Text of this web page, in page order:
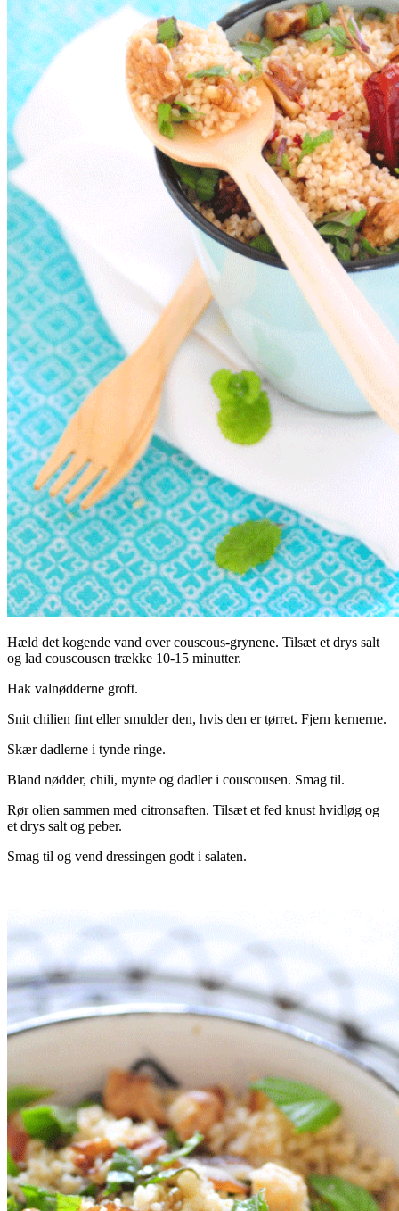
Hæld det kogende vand over couscous-grynene. Tilsæt et drys salt
og lad couscousen trække 10-15 minutter.
Hak valnødderne groft.
Snit chilien fint eller smulder den, hvis den er tørret. Fjern kernerne.
Skær dadlerne i tynde ringe.
Bland nødder, chili, mynte og dadler i couscousen. Smag til.
Rør olien sammen med citronsaften. Tilsæt et fed knust hvidløg og
et drys salt og peber.
Smag til og vend dressingen godt i salaten.